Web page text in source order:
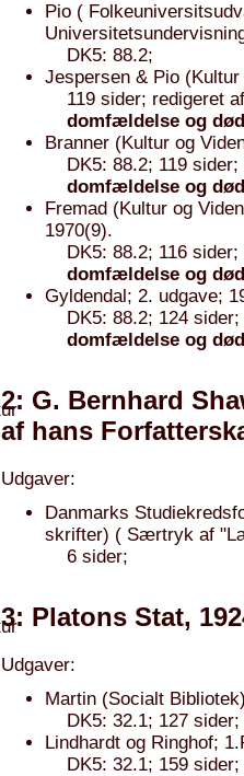
Pio (
DK5: 88.2;
Jespersen & Pio
119 sider; redigeret
domfældelse og
Branner (Kultur og
DK5: 88.2; 119
domfældelse og
Fremad (Kultur og
1970(9).
DK5: 88.2; 116
domfældelse og
Gyldendal; 2. udgave;
DK5: 88.2; 124
domfældelse og
2: G. Bernhard
af hans
Udgaver:
Danmarks
skrifter) ( Særtryk af
6 sider;
3: Platons Stat,
Udgaver:
Martin (Socialt
DK5: 32.1; 127 sider;
Lindhardt og Ringhof;
DK5: 32.1; 159